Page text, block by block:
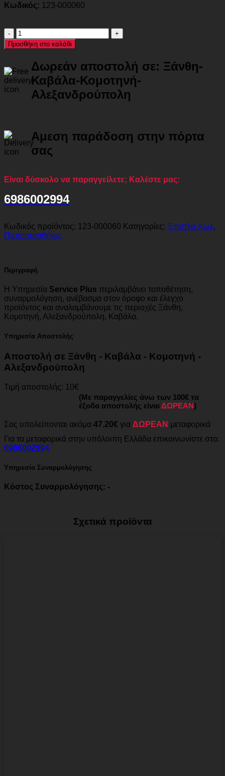
Κωδικός: 123-000060
Παπουτσοθήκη-
ντουλάπι
SANTO
10
ζεύγων
χρώμα
καρυδί
Προσθήκη στο καλάθι
Δωρεάν αποστολή σε: Ξάνθη-
Καβάλα-Κομοτηνή-
Αλεξανδρούπολη
Αμεση παράδοση στην πόρτα
σας
Είναι δύσκολο να παραγγείλετε; Καλέστε μας:
6986002994
Κωδικός προϊόντος: 123-000060 Κατηγορίες: Έπιπλα Χωλ,
Παπουτσοθήκες
Περιγραφή
Η Υπηρεσία Service Plus περιλαμβάνει τοποθέτηση,
συναρμολόγηση, ανέβασμα στον όροφο και έλεγχο
προϊόντος και αναλαμβάνουμε τις περιοχές Ξάνθη,
Κομοτηνή, Αλεξανδρούπολη, Καβάλα.
Υπηρεσία Αποστολής
Αποστολή σε Ξάνθη - Καβάλα - Κομοτηνή -
Αλεξανδρούπολη
Τιμή αποστολής: 10€
(Με παραγγελίες άνω των 100€ τα
έξοδα αποστολής είναι ΔΩΡΕΑΝ)
Σας υπολείπονται ακόμα 47.20€ για ΔΩΡΕΑΝ μεταφορικά
Για τα μεταφορικά στην υπόλοιπη Ελλάδα επικοινωνίστε στο:
6986002994
Υπηρεσία Συναρμολόγησης
Κόστος Συναρμολόγησης: -
Σχετικά προϊόντα